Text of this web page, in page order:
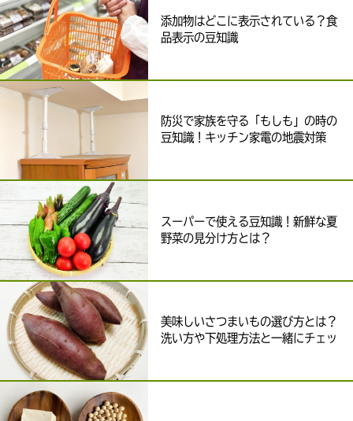
添加物はどこに表示されている？食
品表示の豆知識
防災で家族を守る「もしも」の時の
豆知識！キッチン家電の地震対策
スーパーで使える豆知識！新鮮な夏
野菜の見分け方とは？
美味しいさつまいもの選び方とは？
洗い方や下処理方法と一緒にチェッ